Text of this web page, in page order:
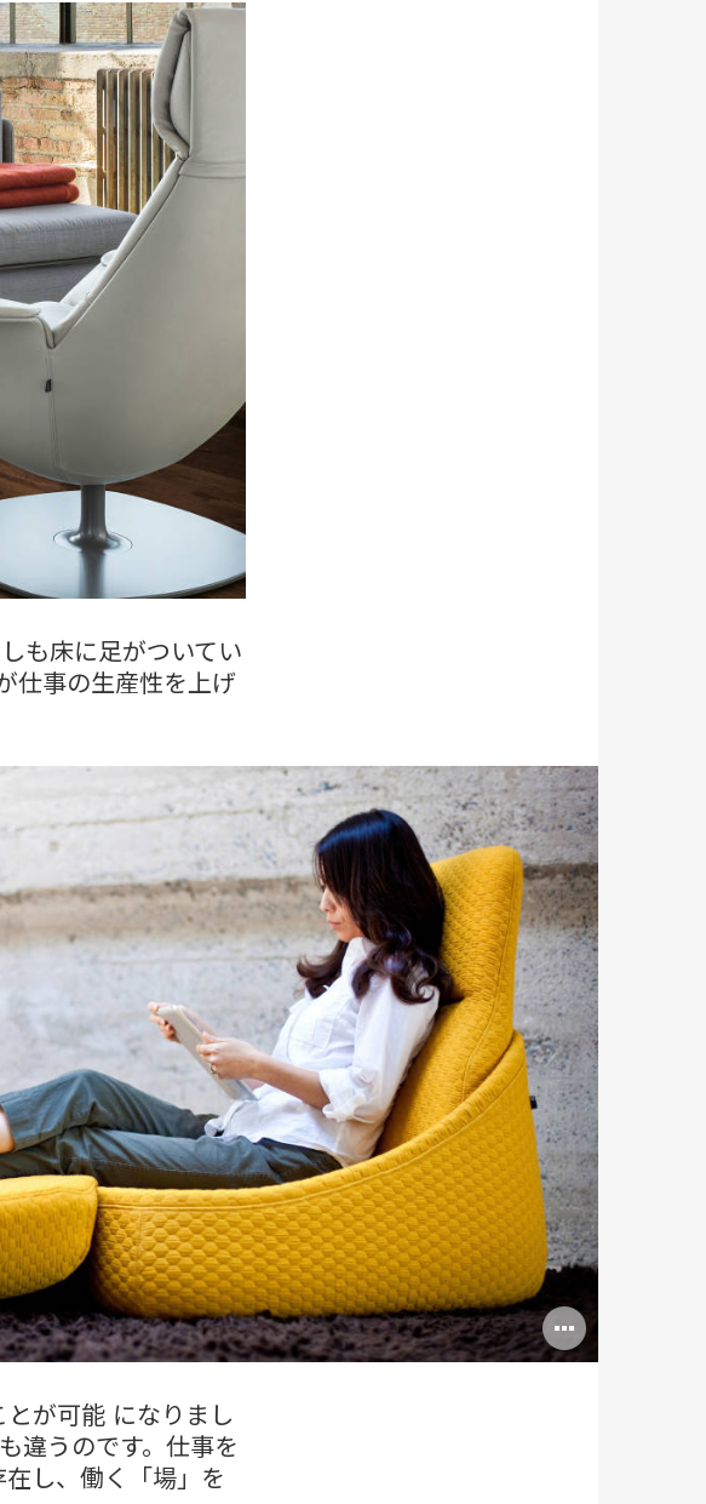
も床に足がついてい
仕事の生産性を上げ
Open
image
が可能 になりまし
違うのです。仕事を
し、働く「場」を